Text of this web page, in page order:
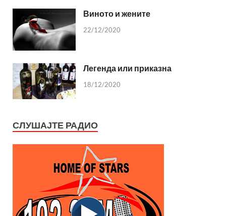
Виното и жените
22/12/2020
Легенда или приказна
18/12/2020
СЛУШАЈТЕ РАДИО